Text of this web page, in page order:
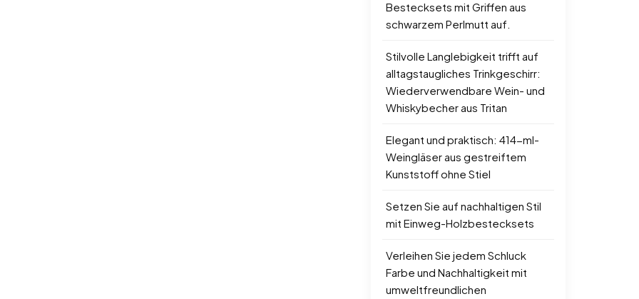
Bestecksets mit Griffen aus
schwarzem Perlmutt auf.
Stilvolle Langlebigkeit trifft auf
alltagstaugliches Trinkgeschirr:
Wiederverwendbare Wein- und
Whiskybecher aus Tritan
Elegant und praktisch: 414-ml-
Weingläser aus gestreiftem
Kunststoff ohne Stiel
Setzen Sie auf nachhaltigen Stil
mit Einweg-Holzbestecksets
Verleihen Sie jedem Schluck
Farbe und Nachhaltigkeit mit
umweltfreundlichen